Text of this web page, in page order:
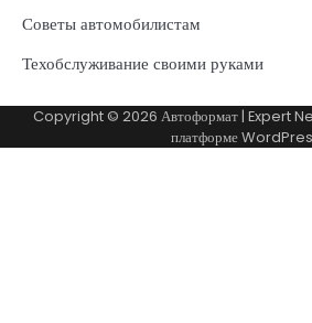
Советы автомобилистам
Техобслуживание своими руками
Copyright © 2026 Автоформат| Expert
платформе